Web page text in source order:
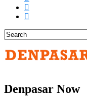
Denpasar Now